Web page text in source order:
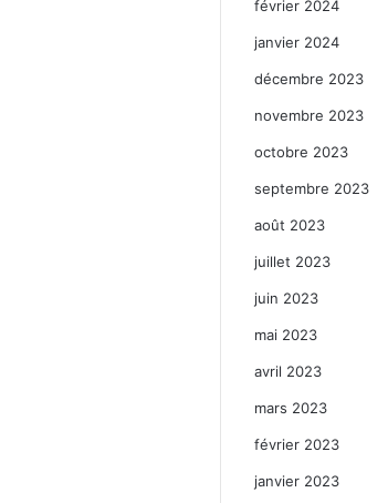
février 2024
janvier 2024
décembre 2023
novembre 2023
octobre 2023
septembre 2023
août 2023
juillet 2023
juin 2023
mai 2023
avril 2023
mars 2023
février 2023
janvier 2023